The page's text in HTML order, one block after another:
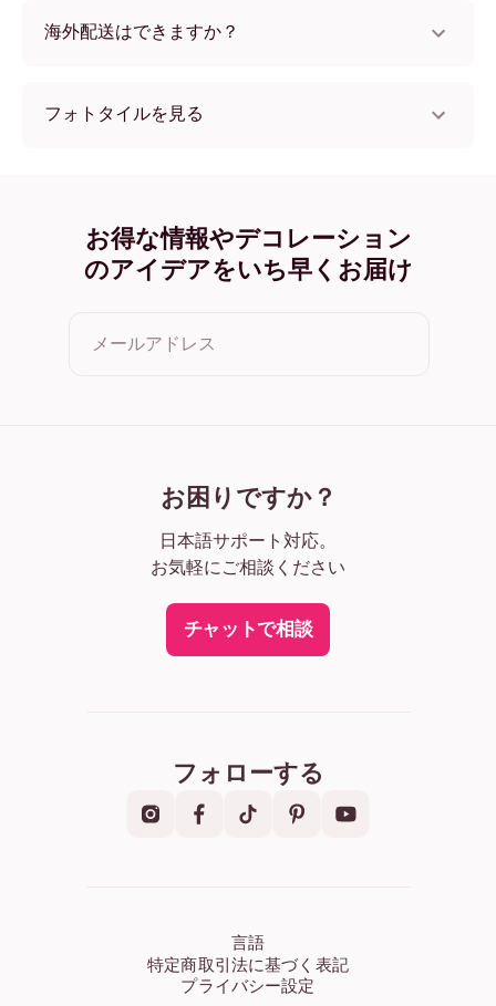
海外配送はできますか？
フォトタイルを見る
オーク フォトタイル
ワイド ブラック フォトタイル
ワイド ホワイト フォトタイル
お得な情報やデコレーション
のアイデアをいち早くお届け
メールアドレス
お困りですか？
日本語サポート対応。
お気軽にご相談ください
チャットで相談
フォローする
言語
特定商取引法に基づく表記
プライバシー設定